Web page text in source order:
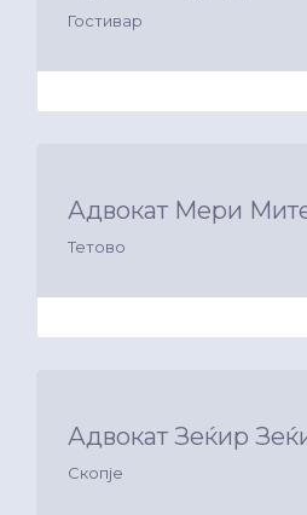
Гостивар
Адвокат Мери
Тетово
Адвокат Зеќир
Скопје